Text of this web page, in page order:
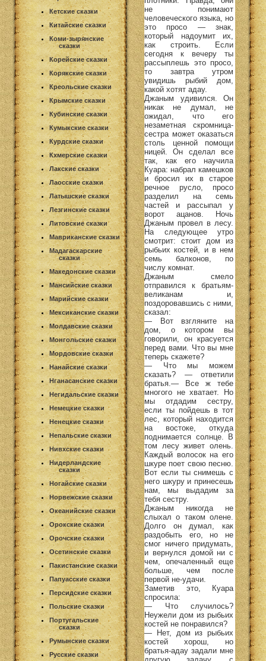
Кетские сказки
Китайские сказки
Коми-зырянские
сказки
Корейские сказки
Корякские сказки
Креольские сказки
Крымские сказки
Кубинские сказки
Кумыкские сказки
Курдские сказки
Кхмерские сказки
Лакские сказки
Лаосские сказки
Латышские сказки
Лезгинские сказки
Литовские сказки
Мавриканские сказки
Мадагаскарские
сказки
Македонские сказки
Мансийские сказки
Марийские сказки
Мексиканские сказки
Молдавские сказки
Монгольские сказки
Мордовские сказки
Нанайские сказки
Нганасанские сказки
Негидальские сказки
Немецкие сказки
Ненецкие сказки
Непальские сказки
Нивхские сказки
Нидерландские
сказки
Ногайские сказки
Норвежские сказки
Океанийские сказки
Орокские сказки
Орочские сказки
Осетинские сказки
Пакистанские сказки
Папуасские сказки
Персидские сказки
Польские сказки
Португальские
сказки
Румынские сказки
Русские сказки
не понимают
человеческого языка, но
это просо — знак,
который надоумит их,
как строить. Если
сегодня к вечеру ты
рассыплешь это просо,
то завтра утром
увидишь рыбий дом,
какой хотят адау.
Джаным удивился. Он
никак не думал, не
ожидал, что его
незаметная скромница-
сестра может оказаться
столь ценной помощи
ницей. Он сделал все
так, как его научила
Куара: набрал камешков
и бросил их в старое
речное русло, просо
разделил на семь
частей и рассыпал у
ворот ацанов. Ночь
Джаным провел в лесу.
На следующее утро
смотрит: стоит дом из
рыбьих костей, и в нем
семь балконов, по
числу комнат.
Джаным смело
отправился к братьям-
великанам и,
поздоровавшись с ними,
сказал:
— Вот взгляните на
дом, о котором вы
говорили, он красуется
перед вами. Что вы мне
теперь скажете?
— Что мы можем
сказать? — ответили
братья.— Все ж тебе
многого не хватает. Но
мы отдадим сестру,
если ты пойдешь в тот
лес, который находится
на востоке, откуда
поднимается солнце. В
том лесу живет олень.
Каждый волосок на его
шкуре поет свою песню.
Вот если ты снимешь с
него шкуру и принесешь
нам, мы выдадим за
тебя сестру.
Джаным никогда не
слыхал о таком олене.
Долго он думал, как
раздобыть его, но не
смог ничего придумать,
и вернулся домой ни с
чем, опечаленный еще
больше, чем после
первой не-удачи.
Заметив это, Куара
спросила:
— Что случилось?
Неужели дом из рыбьих
костей не понравился?
— Нет, дом из рыбьих
костей хорош, но
братья-адау задали мне